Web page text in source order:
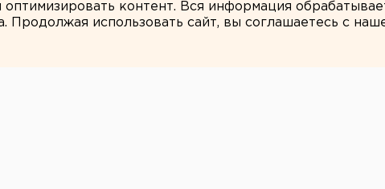
контент. Вся информация
Продолжая использовать сайт, вы соглашаетесь с